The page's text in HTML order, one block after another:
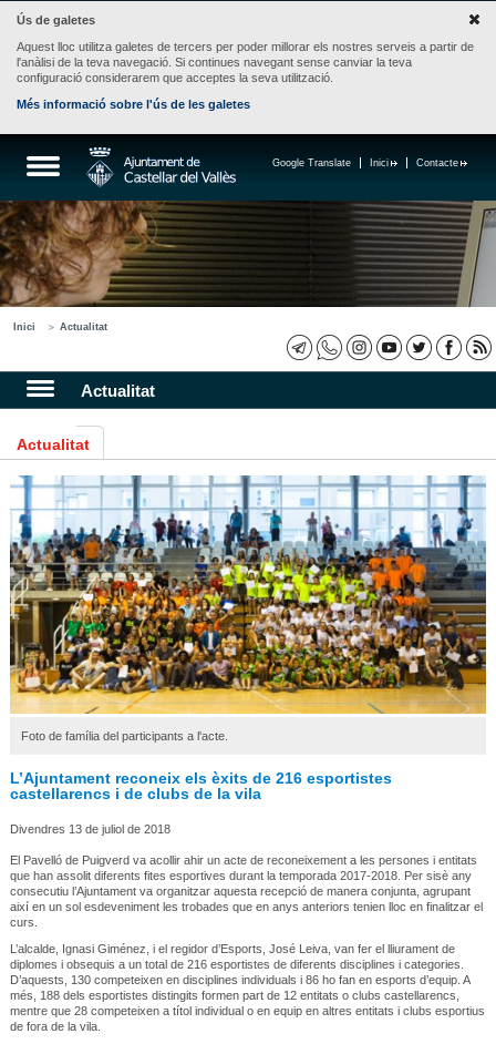
Ús de galetes
Aquest lloc utilitza galetes de tercers per poder millorar els nostres serveis a partir de
l'anàlisi de la teva navegació. Si continues navegant sense canviar la teva
configuració considerarem que acceptes la seva utilització.
Més informació sobre l'ús de les galetes
Contacte
Inici
Google Translate
Inici Actualitat
Actualitat
Actualitat
Foto de família del participants a l'acte.
L’Ajuntament reconeix els èxits de 216 esportistes
castellarencs i de clubs de la vila
Divendres 13 de juliol de 2018
El Pavelló de Puigverd va acollir ahir un acte de reconeixement a les persones i entitats
que han assolit diferents fites esportives durant la temporada 2017-2018. Per sisè any
consecutiu l’Ajuntament va organitzar aquesta recepció de manera conjunta, agrupant
així en un sol esdeveniment les trobades que en anys anteriors tenien lloc en finalitzar el
curs.
L’alcalde, Ignasi Giménez, i el regidor d’Esports, José Leiva, van fer el lliurament de
diplomes i obsequis a un total de 216 esportistes de diferents disciplines i categories.
D’aquests, 130 competeixen en disciplines individuals i 86 ho fan en esports d’equip. A
més, 188 dels esportistes distingits formen part de 12 entitats o clubs castellarencs,
mentre que 28 competeixen a títol individual o en equip en altres entitats i clubs esportius
de fora de la vila.